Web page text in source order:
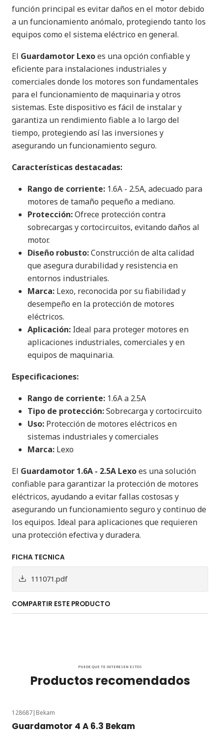
función principal es evitar daños en el motor debido
a un funcionamiento anómalo, protegiendo tanto los
equipos como el sistema eléctrico en general.
El Guardamotor Lexoes una opción confiable y
eficiente para instalaciones industriales y
comerciales donde los motores son fundamentales
para el funcionamiento de maquinaria y otros
sistemas. Este dispositivo es fácil de instalar y
garantiza un rendimiento fiable a lo largo del
tiempo, protegiendo así las inversiones y
asegurando un funcionamiento seguro.
Características destacadas:
Rango de corriente: 1.6A - 2.5A, adecuado para
motores de tamaño pequeño a mediano.
Protección:Ofrece protección contra
sobrecargas y cortocircuitos, evitando daños al
motor.
Diseño robusto:Construcción de alta calidad
que asegura durabilidad y resistencia en
entornos industriales.
Marca: Lexo, reconocida por su fiabilidad y
desempeño en la protección de motores
eléctricos.
Aplicación: Ideal para proteger motores en
aplicaciones industriales, comerciales y en
equipos de maquinaria.
Especificaciones:
Rango de corriente: 1.6A a 2.5A
Tipo de protección:Sobrecarga y cortocircuito
Uso: Protección de motores eléctricos en
sistemas industriales y comerciales
Marca: Lexo
El Guardamotor 1.6A - 2.5A Lexoes una solución
confiable para garantizar la protección de motores
eléctricos, ayudando a evitar fallas costosas y
asegurando un funcionamiento seguro y continuo de
los equipos. Ideal para aplicaciones que requieren
una protección efectiva y duradera.
FICHA TECNICA
111071.pdf
COMPARTIR ESTE PRODUCTO
PUEDE QUE TE INTERESEN ESTOS
Productos recomendados
128687| Bekam
Guardamotor 4 A 6.3 Bekam